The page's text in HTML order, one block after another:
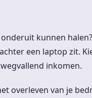
kunnen
een laptop zit.
inkomen.
overleven van je